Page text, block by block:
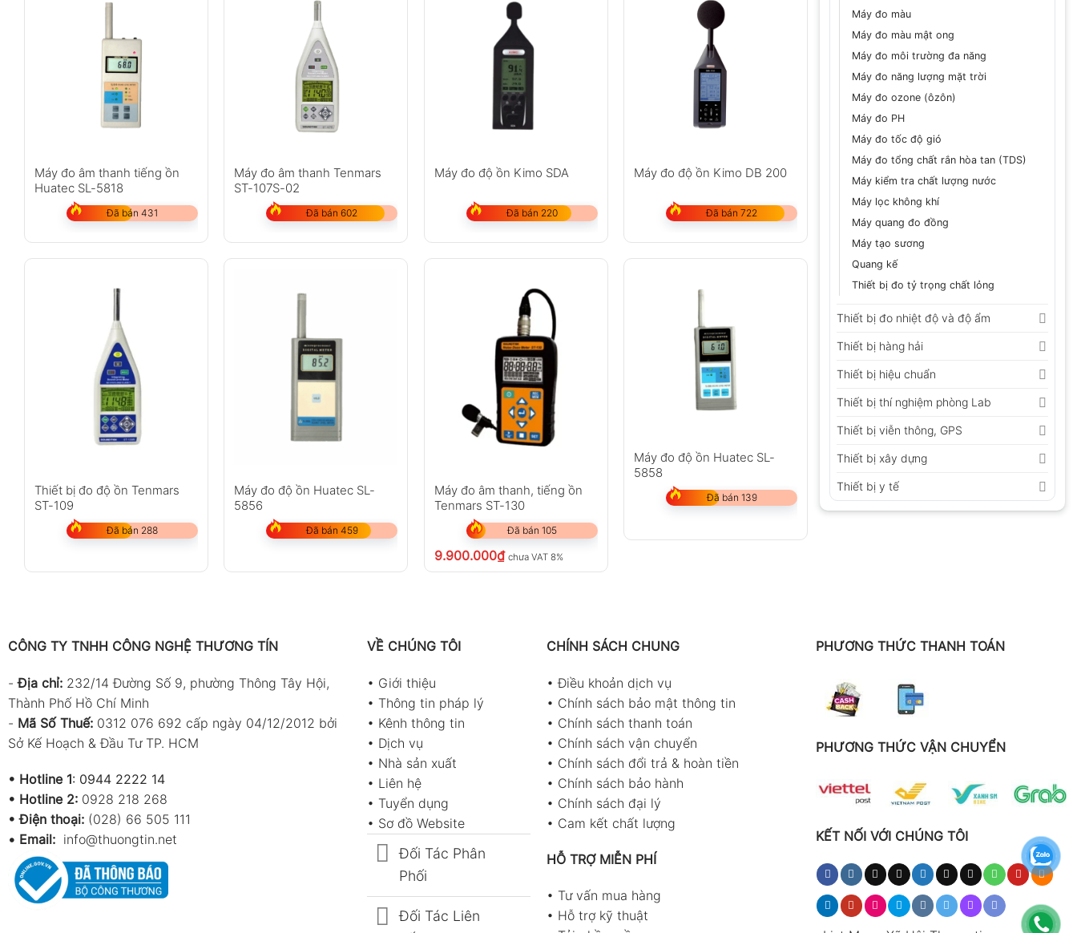
Máy đo màu
Máy đo màu mật ong
Máy đo môi trường đa năng
Máy đo năng lượng mặt trời
Máy đo ozone (ôzôn)
Máy đo PH
Máy đo tốc độ gió
Máy đo tổng chất rắn hòa tan (TDS)
Máy kiểm tra chất lượng nước
Máy lọc không khí
Máy quang đo đồng
Máy tạo sương
Quang kế
Thiết bị đo tỷ trọng chất lỏng
Thiết bị đo nhiệt độ và độ ẩm
Thiết bị hàng hải
Thiết bị hiệu chuẩn
Thiết bị thí nghiệm phòng Lab
Thiết bị viễn thông, GPS
Thiết bị xây dựng
Thiết bị y tế
Máy đo âm thanh tiếng ồn
Huatec SL-5818
Đã bán 431
Máy đo âm thanh Tenmars
ST-107S-02
Đã bán 602
Máy đo độ ồn Kimo SDA
Đã bán 220
Máy đo độ ồn Kimo DB 200
Đã bán 722
Thiết bị đo độ ồn Tenmars
ST-109
Đã bán 288
Máy đo độ ồn Huatec SL-
5856
Đã bán 459
Máy đo âm thanh, tiếng ồn
Tenmars ST-130
Đã bán 105
9.900.000₫ chưa VAT 8%
Máy đo độ ồn Huatec SL-
5858
Đã bán 139
CÔNG TY TNHH CÔNG NGHỆ THƯƠNG TÍN
-Địa chỉ: 232/14 Đường Số 9, phường Thông Tây Hội,
Thành Phố Hồ Chí Minh
- Mã Số Thuế: 0312 076 692 cấp ngày 04/12/2012 bởi
Sở Kế Hoạch & Đầu Tư TP. HCM
• Hotline 1: 0944 2222 14
• Hotline 2: 0928 218 268
• Điện thoại: (028) 66 505 111
• Email: info@thuongtin.net
VỀ CHÚNG TÔI
• Giới thiệu
• Thông tin pháp lý
• Kênh thông tin
• Dịch vụ
• Nhà sản xuất
• Liên hệ
• Tuyển dụng
• Sơ đồ Website
Đối Tác Phân
Phối
Đối Tác Liên
CHÍNH SÁCH CHUNG
•Điều khoản dịch vụ
• Chính sách bảo mật thông tin
• Chính sách thanh toán
• Chính sách vận chuyển
• Chính sách đổi trả & hoàn tiền
• Chính sách bảo hành
• Chính sách đại lý
• Cam kết chất lượng
HỖ TRỢ MIỄN PHÍ
• Tư vấn mua hàng
• Hỗ trợ kỹ thuật
PHƯƠNG THỨC THANH TOÁN
PHƯƠNG THỨC VẬN CHUYỂN
KẾT NỐI VỚI CHÚNG TÔI